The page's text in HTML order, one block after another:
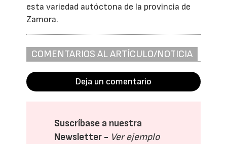
esta variedad autóctona de la provincia de
Zamora.
COMENTARIOS AL ARTÍCULO/NOTICIA
Deja un comentario
Suscríbase a nuestra
Newsletter - Ver ejemplo